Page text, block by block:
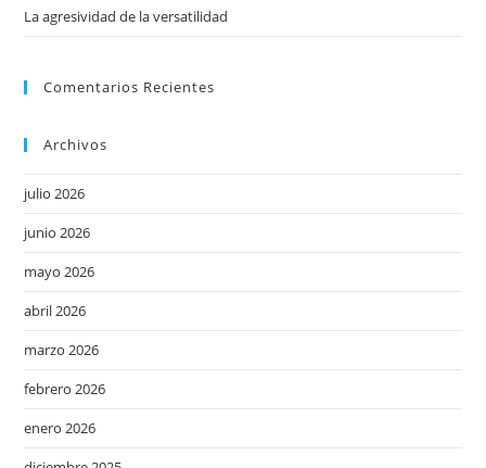
La agresividad de la versatilidad
Comentarios Recientes
Archivos
julio 2026
junio 2026
mayo 2026
abril 2026
marzo 2026
febrero 2026
enero 2026